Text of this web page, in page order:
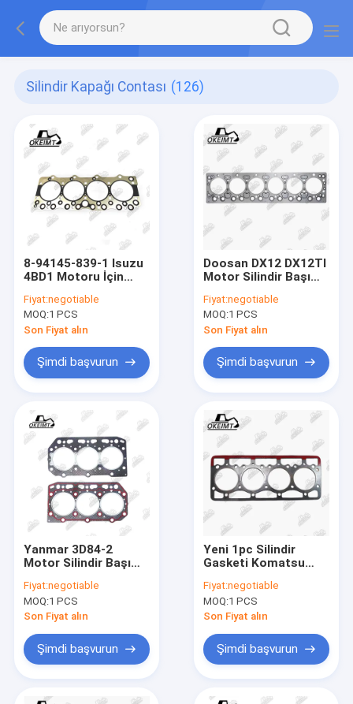
Silindir Kapağı Contası (126)
8-94145-839-1 Isuzu
4BD1 Motoru İçin
Fiyat:negotiable
MOQ:1 PCS
Son Fiyat alın
Şimdi başvurun
Doosan DX12 DX12TI
Motor Silindir Başı
Kamyon otobüs
parçaları için
40060300133A
Fiyat:negotiable
MOQ:1 PCS
Son Fiyat alın
Şimdi başvurun
Yanmar 3D84-2
Motor Silindir Başı
YM129157-01333
Fiyat:negotiable
MOQ:1 PCS
Son Fiyat alın
Şimdi başvurun
Yeni 1pc Silindir
Gasketi Komatsu
Kazıcısı Yükleyici için
Uygun
Fiyat:negotiable
MOQ:1 PCS
Son Fiyat alın
Şimdi başvurun